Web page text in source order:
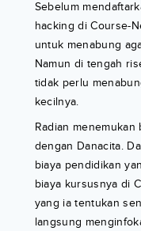
Sebelum
hacking di Course-
untuk menabung
Namun di tengah
tidak perlu
kecilnya.
Radian
dengan Danacita.
biaya pendidikan
biaya kursusnya di
yang ia tentukan
langsung